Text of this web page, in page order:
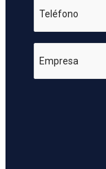
Teléfono
Empresa